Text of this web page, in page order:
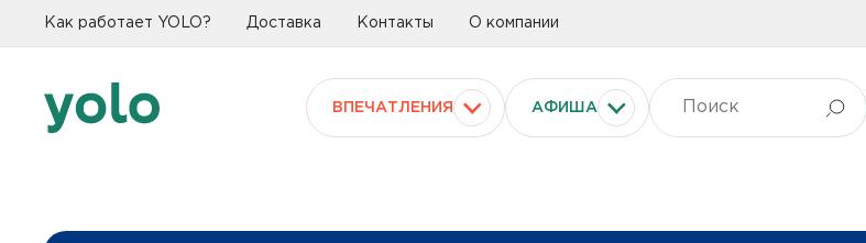
Как работает YOLO? Доставка Контакты О компании
ВПЕЧАТЛЕНИЯ АФИША